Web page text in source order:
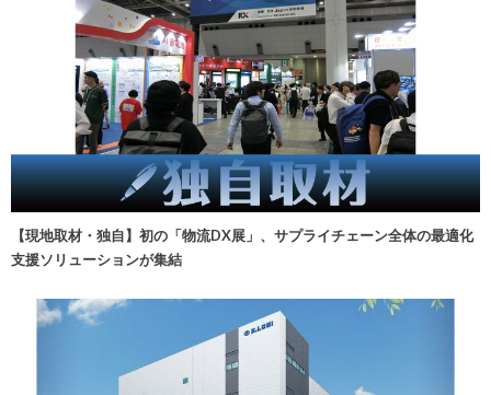
【現地取材・独自】初の「物流DX展」、サプライチェーン全体の最適化
支援ソリューションが集結